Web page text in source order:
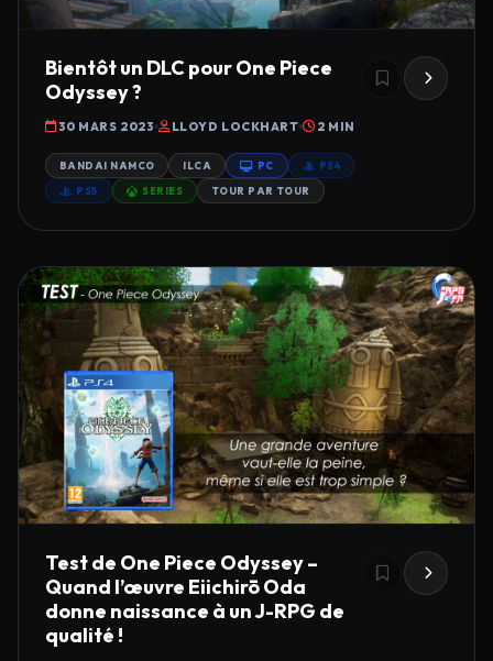
Bientôt un DLC pour One Piece
Odyssey ?
30 MARS 2023 LLOYD LOCKHART 2 MIN
BANDAI NAMCO ILCA PC PS4
PS5 SERIES TOUR PAR TOUR
Test de One Piece Odyssey –
Quand l’œuvre Eiichirō Oda
donne naissance à un J-RPG de
qualité !